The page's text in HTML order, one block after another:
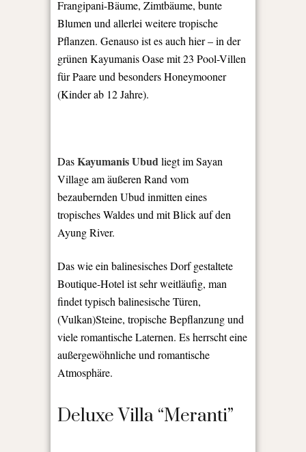
Frangipani-Bäume, Zimtbäume, bunte
Blumen und allerlei weitere tropische
Pflanzen. Genauso ist es auch hier – in der
grünen Kayumanis Oase mit 23 Pool-Villen
für Paare und besonders Honeymooner
(Kinder ab 12 Jahre).
DasKayumanis Ubudliegt im Sayan
Village am äußeren Rand vom
bezaubernden Ubud inmitten eines
tropisches Waldes und mit Blick auf den
Ayung River.
Das wie ein balinesisches Dorf gestaltete
Boutique-Hotel ist sehr weitläufig, man
findet typisch balinesische Türen,
(Vulkan)Steine, tropische Bepflanzung und
viele romantische Laternen. Es herrscht eine
außergewöhnliche und romantische
Atmosphäre.
Deluxe Villa “Meranti”